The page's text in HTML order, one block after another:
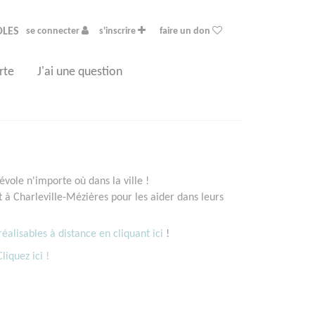
se connecter s'inscrire faire un don
J'ai une question
n'importe où dans la ville !
à Charleville-Mézières pour les aider dans leurs
à distance en cliquant ici !
ici !